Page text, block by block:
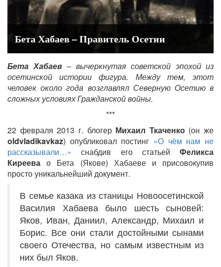
Бета Хабаев – Правитель Осетии
Бета Хабаев– вычеркнутая советской эпохой из
осетинской истории фигура. Между тем, этот
человек около года возглавлял Северную Осетию в
сложных условиях Гражданской войны.
***
22 февраля 2013 г. блогер Михаил Ткаченко (он же
oldvladikavkaz) опубликовал постинг «О чём нам не
рассказывали…» снабдив его статьей Феликса
Киреева о Бета (Якове) Хабаеве и присовокупив
просто уникальнейший документ.
В семье казака из станицы Новоосетинской
Василия Хабаева было шесть сыновей:
Яков, Иван, Даниил, Александр, Михаил и
Борис. Все они стали достойными сынами
своего Отечества, но самым известным из
них был Яков.